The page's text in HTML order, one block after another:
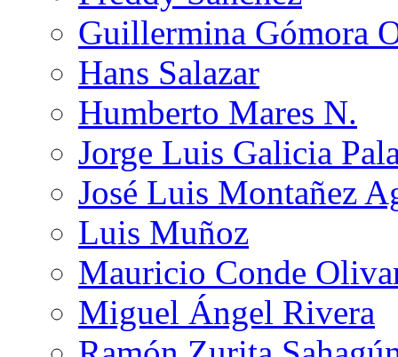
Guillermina Gómora
Hans Salazar
Humberto Mares N.
Jorge Luis Galicia
José Luis Montañez
Luis Muñoz
Mauricio Conde
Miguel Ángel Rivera